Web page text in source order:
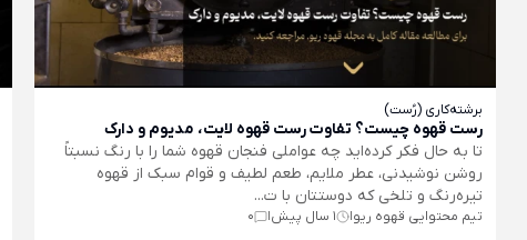
برشته‌کاری (رُست)
رست قهوه چیست؟‌ تفاوت رست قهوه لایت، مدیوم و دارک
تا به حال فکر کرده‌اید چه عواملی فنجان قهوه شما را با رنگ نسبتاً
روشن نوشیدنی، عطر ملایم، طعم لطیف و قوام سبک از قهوه
تیره‌رنگ و تلخی که دوستتان با ت...
تیم محتوایی قهوه ریو 1 سال پیش 0